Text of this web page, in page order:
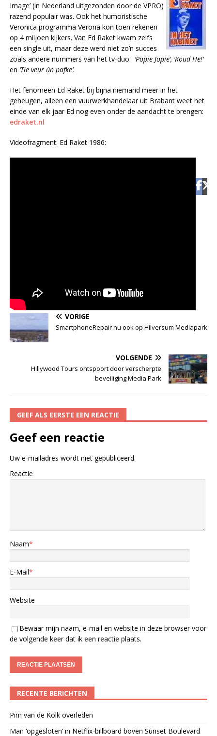
Image’ (in Nederland uitgezonden door de VPRO)
razend populair was. Ook het humoristische
Veronica programma Verona kon toen rekenen
op 4 miljoen kijkers. Van Ed Raket kwam zelfs
een single uit, maar deze werd niet zo’n succes
zoals andere nummers van het tv-duo: ‘Popie Jopie’, ‘Koud He!’
en ‘Tie veur ún pafke’.
Het fenomeen Ed Raket bij bijna niemand meer in het
geheugen, alleen een vuurwerkhandelaar uit Brabant weet het
einde van elk jaar Ed nog even onder de aandacht te brengen:
edraket.nl
Videofragment: Ed Raket 1986:
VORIGE
SmartphoneRepair nu ook op Hilversum Mediapark
VOLGENDE
Hillywood Tours ontspoort door verscherpte
beveiliging Media Park
GEEF ALS EERSTE EEN REACTIE
Geef een reactie
Uw e-mailadres wordt niet gepubliceerd.
Reactie
Naam*
E-Mail*
Website
Bewaar mijn naam, e-mail en website in deze browser voor
de volgende keer dat ik een reactie plaats.
RECENTE BERICHTEN
Pim van de Kolk overleden
Man ‘opgesloten’ in Netflix-billboard boven Sunset Boulevard